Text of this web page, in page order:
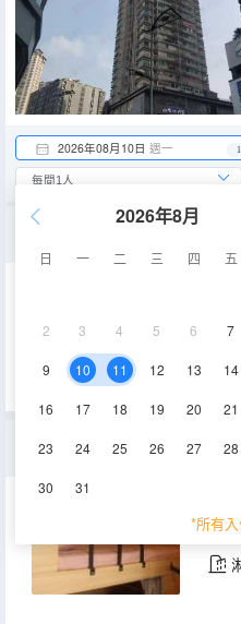
2026年08月10日 週一
2026年8月
日 一 二 三 四 五
2 3 4 5 6 7
9 10 11 12 13 14
16 17 18 19 20 21
23 24 25 26 27 28
30 31
*所有
特惠